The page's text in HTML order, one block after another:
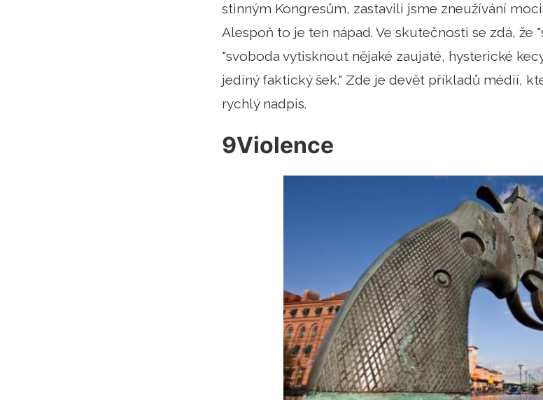
stinným Kongresům, zastavili jsme zneužívání
Alespoň to je ten nápad. Ve skutečnosti se zdá,
"svoboda vytisknout nějaké zaujaté, hysterické
jediný faktický šek." Zde je devět příkladů médií,
rychlý nadpis.
9Violence